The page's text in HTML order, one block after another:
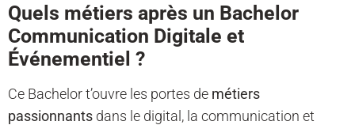
Quels métiers après un Bachelor
Communication Digitale et
Événementiel ?
Ce Bachelor t’ouvre les portes de métiers
passionnants dans le digital, la communication et